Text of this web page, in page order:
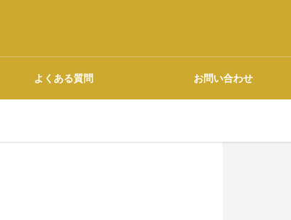
よくある質問 お問い合わせ